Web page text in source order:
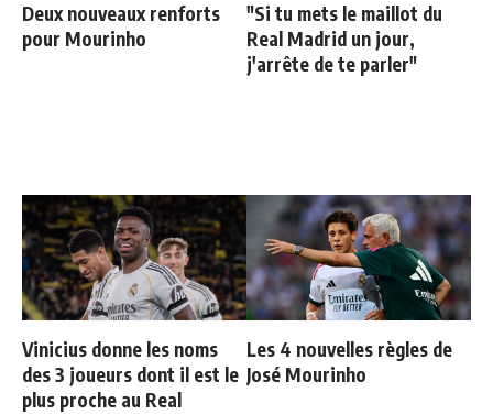
Deux nouveaux renforts
pour Mourinho
"Si tu mets le maillot du
Real Madrid un jour,
j'arrête de te parler"
Vinicius donne les noms
des 3 joueurs dont il est le
plus proche au Real
Les 4 nouvelles règles de
José Mourinho